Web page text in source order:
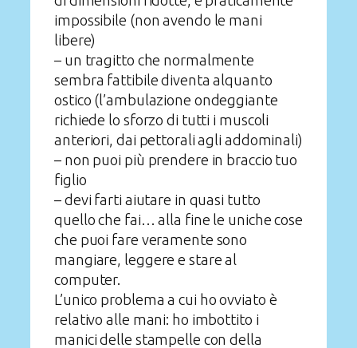
impossibile (non avendo le mani
libere)
– un tragitto che normalmente
sembra fattibile diventa alquanto
ostico (l’ambulazione ondeggiante
richiede lo sforzo di tutti i muscoli
anteriori, dai pettorali agli addominali)
– non puoi più prendere in braccio tuo
figlio
– devi farti aiutare in quasi tutto
quello che fai… alla fine le uniche cose
che puoi fare veramente sono
mangiare, leggere e stare al
computer.
L’unico problema a cui ho ovviato è
relativo alle mani: ho imbottito i
manici delle stampelle con della